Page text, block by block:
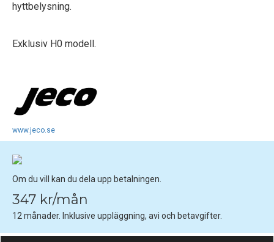
hyttbelysning.
Exklusiv H0 modell.
www.jeco.se
Om du vill kan du dela upp betalningen.
347 kr/mån
12 månader. Inklusive uppläggning, avi och betavgifter.